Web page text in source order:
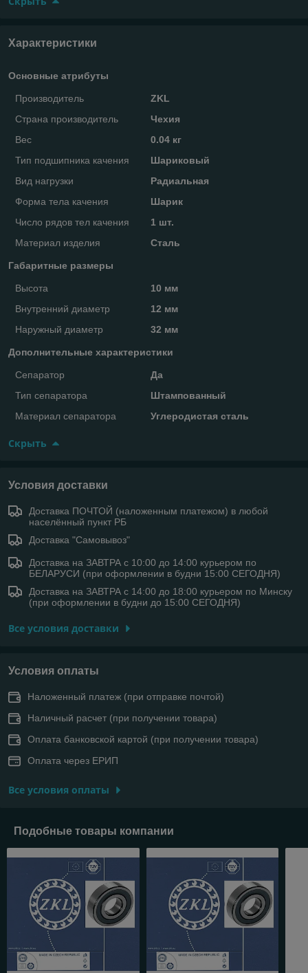
Характеристики
Основные атрибуты
Производитель
ZKL
Страна производитель
Чехия
Вес
0.04 кг
Тип подшипника качения
Шариковый
Вид нагрузки
Радиальная
Форма тела качения
Шарик
Число рядов тел качения
1 шт.
Материал изделия
Сталь
Габаритные размеры
Высота
10 мм
Внутренний диаметр
12 мм
Наружный диаметр
32 мм
Дополнительные характеристики
Сепаратор
Да
Тип сепаратора
Штампованный
Материал сепаратора
Углеродистая сталь
Скрыть
Условия доставки
Доставка ПОЧТОЙ (наложенным платежом) в любой
населённый пункт РБ
Доставка "Самовывоз"
Доставка на ЗАВТРА с 10:00 до 14:00 курьером по
БЕЛАРУСИ (при оформлении в будни 15:00 СЕГОДНЯ)
Доставка на ЗАВТРА с 14:00 до 18:00 курьером по Минску
(при оформлении в будни до 15:00 СЕГОДНЯ)
Все условия доставки
Условия оплаты
Наложенный платеж (при отправке почтой)
Наличный расчет (при получении товара)
Оплата банковской картой (при получении товара)
Оплата через ЕРИП
Все условия оплаты
Подобные товары компании